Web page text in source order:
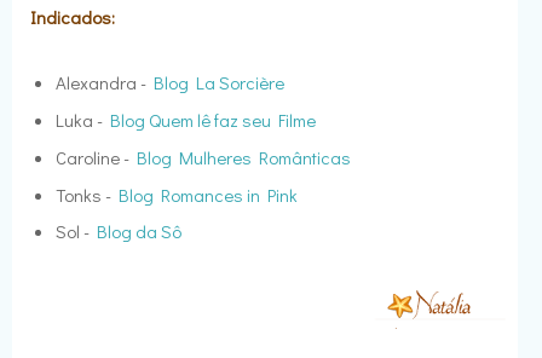
Indicados:
Alexandra - Blog La Sorcière
Luka - Blog Quem lê faz seu Filme
Caroline - Blog Mulheres Românticas
Tonks - Blog Romances in Pink
Sol - Blog da Sô